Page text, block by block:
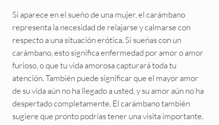
Si aparece en el sueño de una mujer, el carámbano
representa la necesidad de relajarse y calmarse con
respecto a una situación erótica. Si sueñas con un
carámbano, esto significa enfermedad por amor o amor
furioso, o que tu vida amorosa capturará toda tu
atención. También puede significar que el mayor amor
de su vida aún no ha llegado a usted, y su amor aún no ha
despertado completamente. El carámbano también
sugiere que pronto podrías tener una visita importante.